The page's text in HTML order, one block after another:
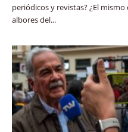
periódicos y revistas? ¿El
albores del...